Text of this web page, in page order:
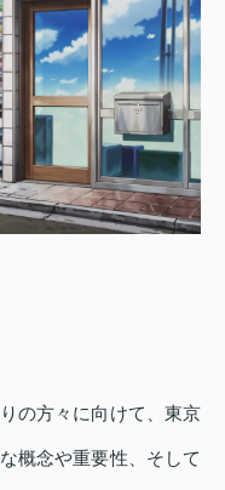
の方々に向けて、東京
概念や重要性、そして